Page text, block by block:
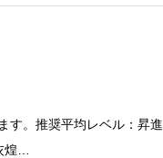
す。推奨平均レベル：昇進
煌…